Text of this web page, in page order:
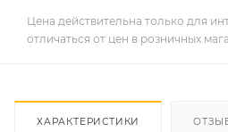
Цена действительна только для
отличаться от цен в розничных
ХАРАКТЕРИСТИКИ